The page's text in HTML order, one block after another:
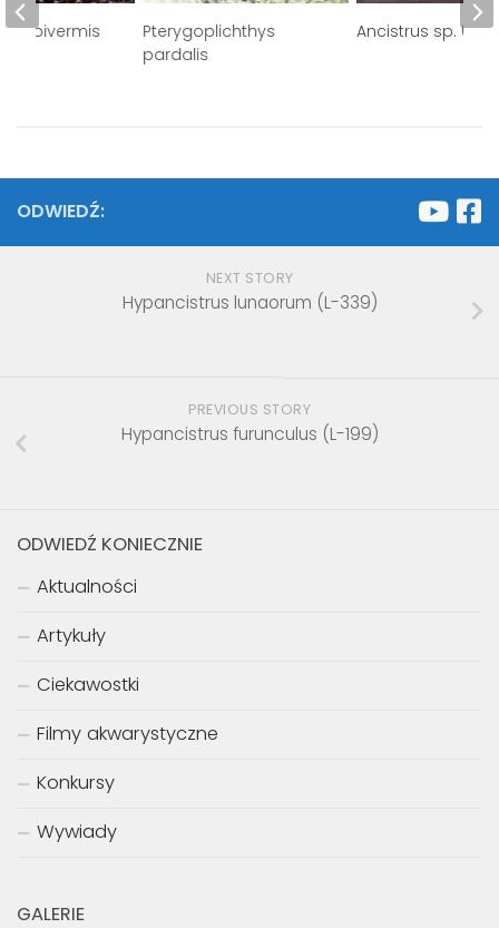
Pterygoplichthys
pardalis
Ancistrus sp. (L-
albivermis
ODWIEDŹ:
NEXT STORY
Hypancistrus lunaorum (L-339)
PREVIOUS STORY
Hypancistrus furunculus (L-199)
ODWIEDŹ KONIECZNIE
Aktualności
Artykuły
Ciekawostki
Filmy akwarystyczne
Konkursy
Wywiady
GALERIE